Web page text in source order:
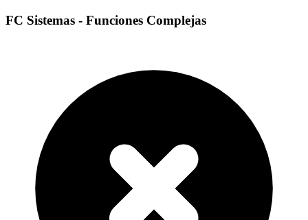
FC Sistemas - Funciones Complejas